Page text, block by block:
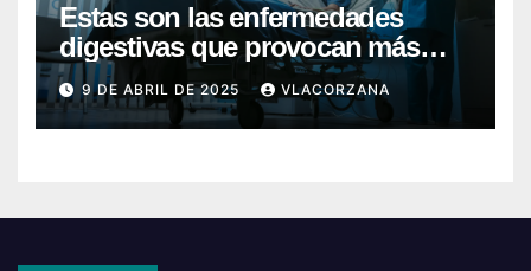
Estas son las enfermedades
digestivas que provocan más
hospitalizaciones en España
9 DE ABRIL DE 2025 VLACORZANA